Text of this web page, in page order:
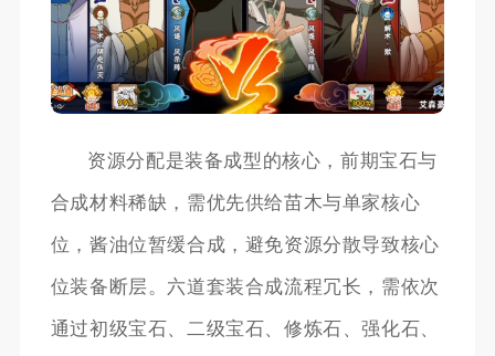
资源分配是装备成型的核心，前期宝石与
合成材料稀缺，需优先供给苗木与单家核心
位，酱油位暂缓合成，避免资源分散导致核心
位装备断层。六道套装合成流程冗长，需依次
通过初级宝石、二级宝石、修炼石、强化石、